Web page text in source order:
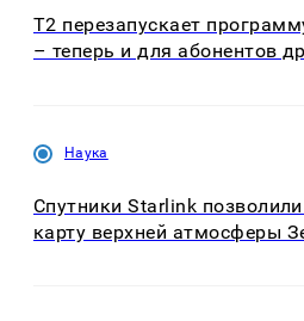
Т2 перезапускает
– теперь и для абонентов
Наука
Спутники Starlink
карту верхней атмосферы